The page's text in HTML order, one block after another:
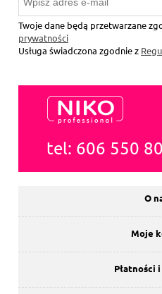
Twoje dane będą przetwarzane
prywatności
Usługa świadczona zgodnie z
tel: 606 550
O
Moje
Płatności